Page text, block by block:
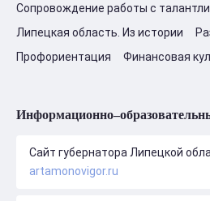
Сопровождение работы с
Липецкая область. Из истории
Профориентация
Финансовая
Сайт губернатора Липецкой
artamonovigor.ru